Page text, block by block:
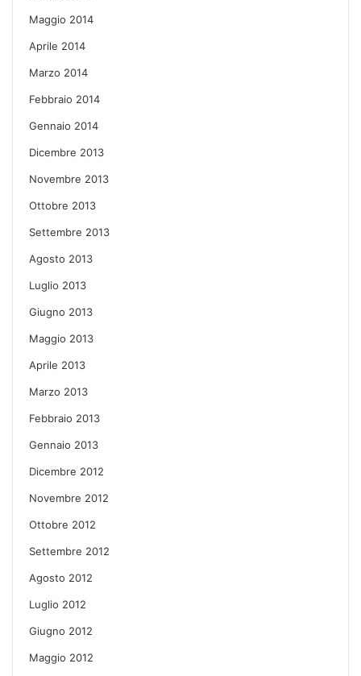
Maggio 2014
Aprile 2014
Marzo 2014
Febbraio 2014
Gennaio 2014
Dicembre 2013
Novembre 2013
Ottobre 2013
Settembre 2013
Agosto 2013
Luglio 2013
Giugno 2013
Maggio 2013
Aprile 2013
Marzo 2013
Febbraio 2013
Gennaio 2013
Dicembre 2012
Novembre 2012
Ottobre 2012
Settembre 2012
Agosto 2012
Luglio 2012
Giugno 2012
Maggio 2012